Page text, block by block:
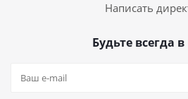
Написать
Будьте всегда в